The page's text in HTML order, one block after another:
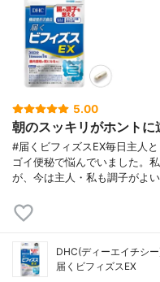
5.00
朝のスッキリがホントに
#届くビフィズスEX毎日主人
ゴイ便秘で悩んでいました。
が、今は主人・私も調子がよ
DHC(ディーエイチシ
届くビフィズスEX